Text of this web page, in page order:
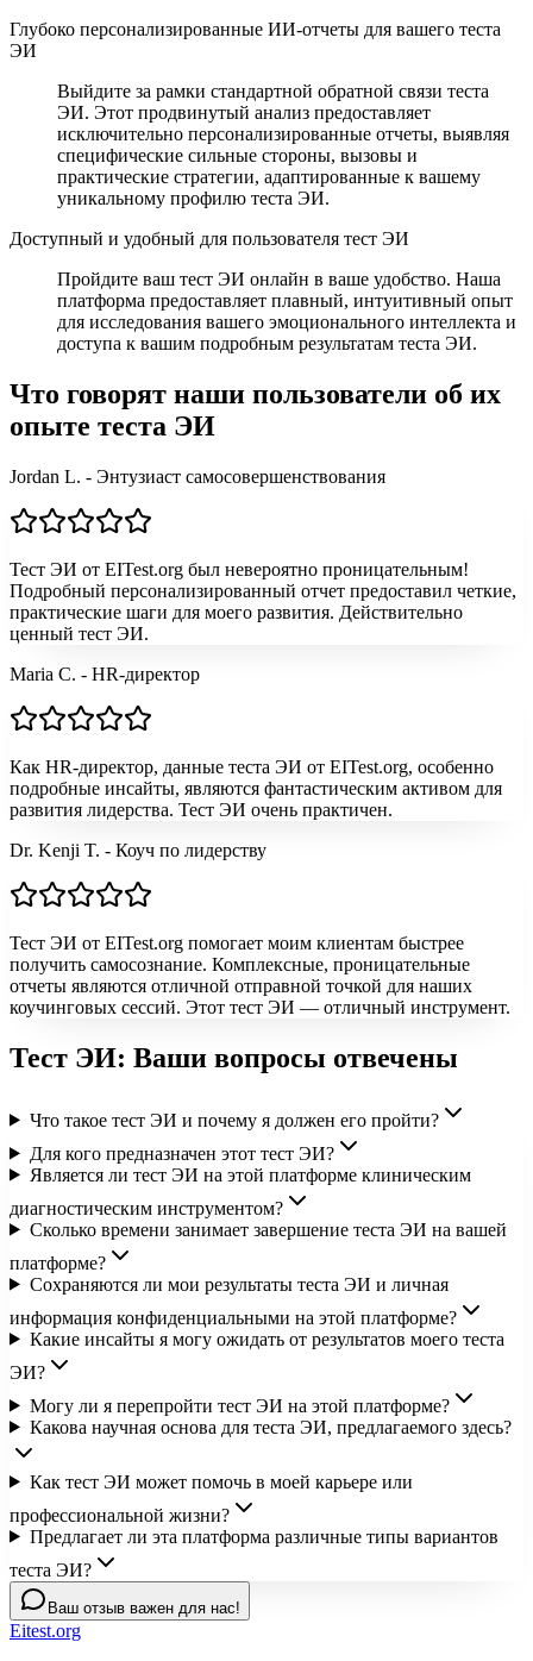
Глубоко персонализированные ИИ-отчеты для вашего теста
ЭИ
Выйдите за рамки стандартной обратной связи теста
ЭИ. Этот продвинутый анализ предоставляет
исключительно персонализированные отчеты, выявляя
специфические сильные стороны, вызовы и
практические стратегии, адаптированные к вашему
уникальному профилю теста ЭИ.
Доступный и удобный для пользователя тест ЭИ
Пройдите ваш тест ЭИ онлайн в ваше удобство. Наша
платформа предоставляет плавный, интуитивный опыт
для исследования вашего эмоционального интеллекта и
доступа к вашим подробным результатам теста ЭИ.
Что говорят наши пользователи об их
опыте теста ЭИ
Jordan L. - Энтузиаст самосовершенствования
Тест ЭИ от EITest.org был невероятно проницательным!
Подробный персонализированный отчет предоставил четкие,
практические шаги для моего развития. Действительно
ценный тест ЭИ.
Maria C. - HR-директор
Как HR-директор, данные теста ЭИ от EITest.org, особенно
подробные инсайты, являются фантастическим активом для
развития лидерства. Тест ЭИ очень практичен.
Dr. Kenji T. - Коуч по лидерству
Тест ЭИ от EITest.org помогает моим клиентам быстрее
получить самосознание. Комплексные, проницательные
отчеты являются отличной отправной точкой для наших
коучинговых сессий. Этот тест ЭИ — отличный инструмент.
Тест ЭИ: Ваши вопросы отвечены
Что такое тест ЭИ и почему я должен его пройти?
Для кого предназначен этот тест ЭИ?
Является ли тест ЭИ на этой платформе клиническим
диагностическим инструментом?
Сколько времени занимает завершение теста ЭИ на вашей
платформе?
Сохраняются ли мои результаты теста ЭИ и личная
информация конфиденциальными на этой платформе?
Какие инсайты я могу ожидать от результатов моего теста
ЭИ?
Могу ли я перепройти тест ЭИ на этой платформе?
Какова научная основа для теста ЭИ, предлагаемого здесь?
Как тест ЭИ может помочь в моей карьере или
профессиональной жизни?
Предлагает ли эта платформа различные типы вариантов
теста ЭИ?
Ваш отзыв важен для нас!
Eitest.org